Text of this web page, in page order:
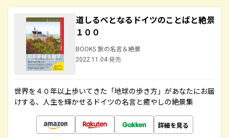
道しるべとなるドイツのことばと絶景
１００
BOOKS 旅の名言＆絶景
2022.11.04 発売
世界を４０年以上歩いてきた「地球の歩き方」があなたにお届
けする、人生を輝かせるドイツの名言と癒やしの絶景集
詳細を見る